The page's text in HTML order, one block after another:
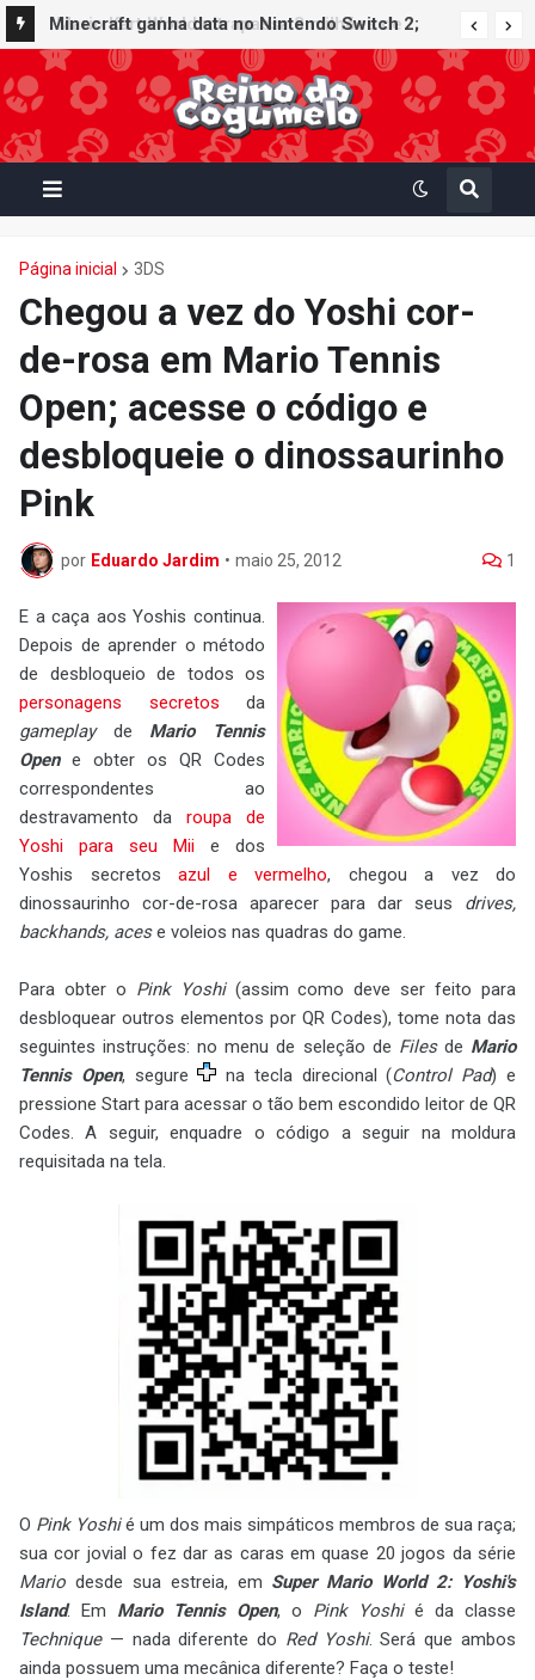
Minecraft ganha data no Nintendo Switch 2;
Super Mario Mash-Up receberá atualização
gráfica exclusiva
Página inicial 3DS
Chegou a vez do Yoshi cor-
de-rosa em Mario Tennis
Open; acesse o código e
desbloqueie o dinossaurinho
Pink
por Eduardo Jardim • maio 25, 2012 1
E a caça aos Yoshis continua.
Depois de aprender o método
de desbloqueio de todos os
personagens secretos da
gameplayde Mario Tennis
Opene obter os QR Codes
correspondentes ao
destravamento da roupa de
Yoshi para seu Mii e dos
Yoshis secretos azul e vermelho, chegou a vez do
dinossaurinho cor-de-rosa aparecer para dar seus drives,
backhands, acese voleios nas quadras do game.
Para obter o Pink Yoshi(assim como deve ser feito para
desbloquear outros elementos por QR Codes), tome nota das
seguintes instruções: no menu de seleção de Filesde Mario
Tennis Open, segure na tecla direcional (Control Pad) e
pressione Start para acessar o tão bem escondido leitor de QR
Codes. A seguir, enquadre o código a seguir na moldura
requisitada na tela.
O Pink Yoshié um dos mais simpáticos membros de sua raça;
sua cor jovial o fez dar as caras em quase 20 jogos da série
Mario desde sua estreia, em Super Mario World 2: Yoshi's
Island. Em Mario Tennis Open, o Pink Yoshié da classe
Technique— nada diferente do Red Yoshi. Será que ambos
ainda possuem uma mecânica diferente? Faça o teste!